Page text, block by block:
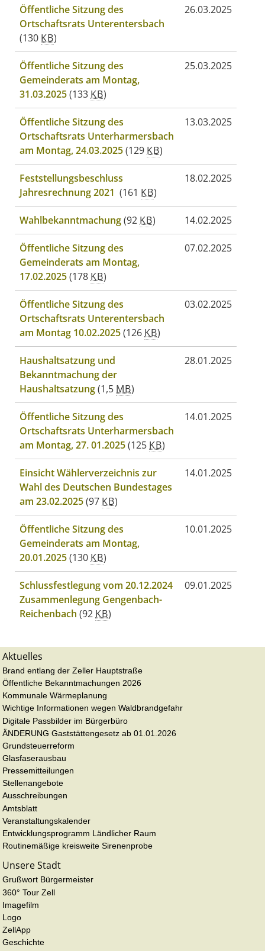
Öffentliche Sitzung des
Ortschaftsrats Unterentersbach
(130KB)
26.03.2025
Öffentliche Sitzung des
Gemeinderats am Montag,
31.03.2025(133KB)
25.03.2025
Öffentliche Sitzung des
Ortschaftsrats Unterharmersbach
am Montag, 24.03.2025(129KB)
13.03.2025
Feststellungsbeschluss
Jahresrechnung 2021 (161 KB)
18.02.2025
Wahlbekanntmachung(92KB) 14.02.2025
Öffentliche Sitzung des
Gemeinderats am Montag,
17.02.2025(178KB)
07.02.2025
Öffentliche Sitzung des
Ortschaftsrats Unterentersbach
am Montag 10.02.2025(126KB)
03.02.2025
Haushaltsatzung und
Bekanntmachung der
Haushaltsatzung(1,5MB)
28.01.2025
Öffentliche Sitzung des
Ortschaftsrats Unterharmersbach
am Montag, 27. 01.2025(125KB)
14.01.2025
Einsicht Wählerverzeichnis zur
Wahl des Deutschen Bundestages
am 23.02.2025(97KB)
14.01.2025
Öffentliche Sitzung des
Gemeinderats am Montag,
20.01.2025(130KB)
10.01.2025
Schlussfestlegung vom 20.12.2024
Zusammenlegung Gengenbach-
Reichenbach (92KB)
09.01.2025
Aktuelles
Brand entlang der Zeller Hauptstraße
Öffentliche Bekanntmachungen 2026
Kommunale Wärmeplanung
Wichtige Informationen wegen Waldbrandgefahr
Digitale Passbilder im Bürgerbüro
ÄNDERUNG Gaststättengesetz ab 01.01.2026
Grundsteuerreform
Glasfaserausbau
Pressemitteilungen
Stellenangebote
Ausschreibungen
Amtsblatt
Veranstaltungskalender
Entwicklungsprogramm Ländlicher Raum
Routinemäßige kreisweite Sirenenprobe
Unsere Stadt
Grußwort Bürgermeister
360° Tour Zell
Imagefilm
Logo
ZellApp
Geschichte